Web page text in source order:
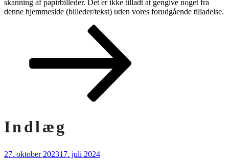
skanning af papirbilleder. Det er ikke tilladt at gengive noget fra
denne hjemmeside (billeder/tekst) uden vores forudgående tilladelse.
Indlæg
Udgivet
27. oktober 202317. juli 2024